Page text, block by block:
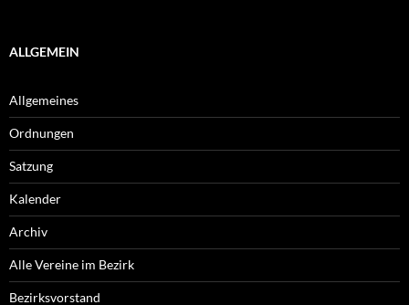
ALLGEMEIN
Allgemeines
Ordnungen
Satzung
Kalender
Archiv
Alle Vereine im Bezirk
Bezirksvorstand